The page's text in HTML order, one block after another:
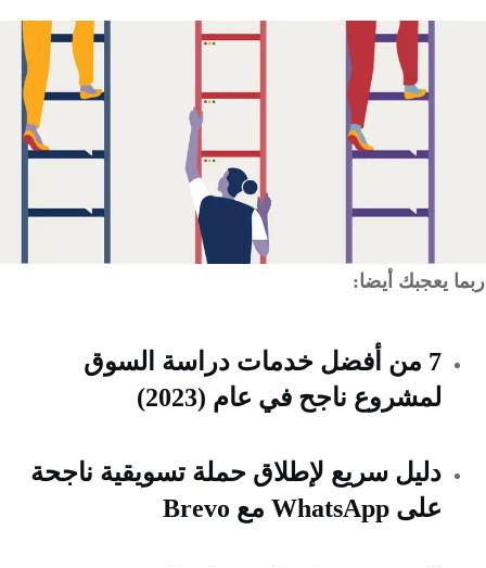
يعجبك أيضا:
7 من أفضل خدمات دراسة السوق
لمشروع ناجح في عام (2023)
دليل سريع لإطلاق حملة تسويقية ناجحة
على WhatsApp مع Brevo